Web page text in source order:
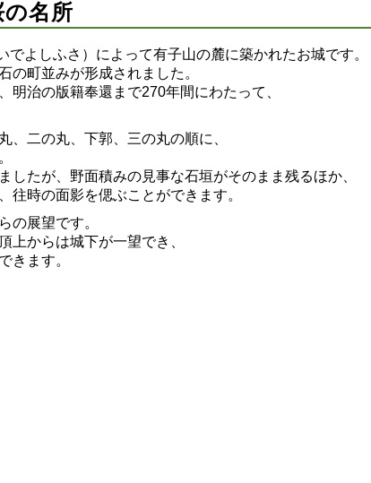
名所
よしふさ）によって有子山の麓に築かれたお城です。
の町並みが形成されました。
治の版籍奉還まで270年間にわたって、
、二の丸、下郭、三の丸の順に、
たが、野面積みの見事な石垣がそのまま残るほか、
往時の面影を偲ぶことができます。
の展望です。
上からは城下が一望でき、
きます。